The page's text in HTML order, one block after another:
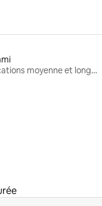
Locations moyenne et longue durée